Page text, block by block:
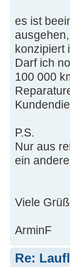
es ist
konzipiert
Darf ich
100 000
P.S.
Nur aus
ein
Viele
ArminF
Re: